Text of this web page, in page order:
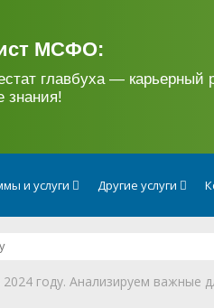
МСФО:
главбуха — карьерный
знания!
и услуги Другие услуги
году. Анализируем важные